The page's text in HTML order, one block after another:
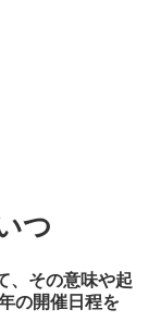
つ
、その意味や起
の開催日程を